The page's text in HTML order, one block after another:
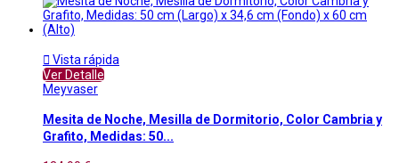
 Vista rápida
Ver Detalle
Meyvaser
Mesita de Noche, Mesilla de Dormitorio, Color Cambria y
Grafito, Medidas: 50...